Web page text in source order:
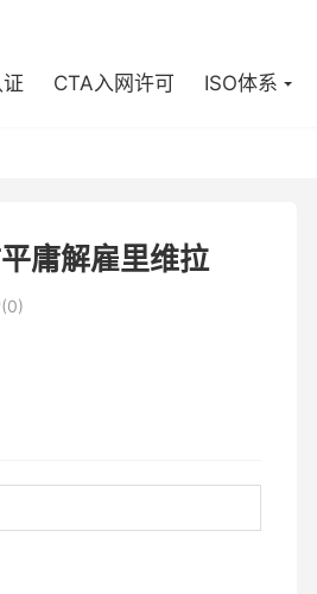
CTA入网许可 ISO体系
庸解雇里维拉
0)